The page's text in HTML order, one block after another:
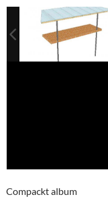
Compackt album